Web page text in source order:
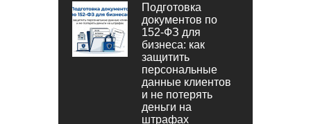
Подготовка
документов по
152‑ФЗ для
бизнеса: как
защитить
персональные
данные клиентов
и не потерять
деньги на
штрафах